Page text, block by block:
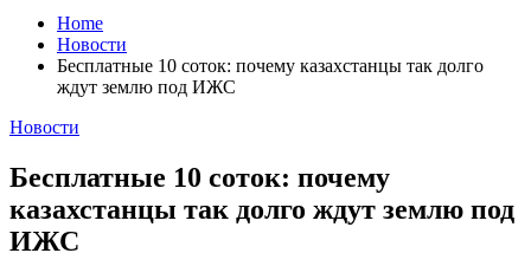
Home
Новости
Бесплатные 10 соток: почему казахстанцы так долго
ждут землю под ИЖС
Новости
Бесплатные 10 соток: почему
казахстанцы так долго ждут землю под
ИЖС